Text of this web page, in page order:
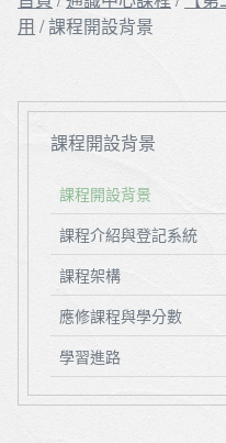
用 /課程開設背景
課程開設背景
課程開設背景
課程介紹與登記系統
課程架構
應修課程與學分數
學習進路